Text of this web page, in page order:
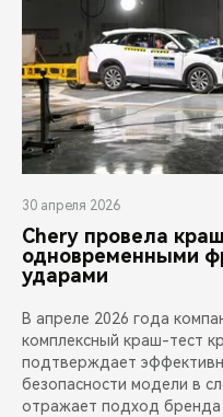
30 апреля 2026
Chery провела
одновременными
ударами
В апреле 2026 года
комплексный краш-тест
подтверждает
безопасности модели в
отражает подход бренда